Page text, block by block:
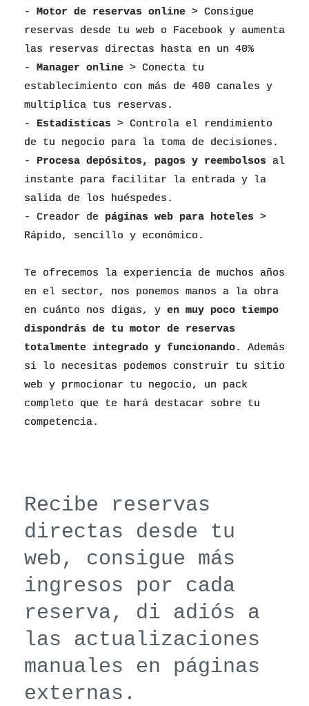
- Motor de reservas online > Consigue
reservas desde tu web o Facebook y aumenta
las reservas directas hasta en un 40%
- Manager online > Conecta tu
establecimiento con más de 400 canales y
multiplica tus reservas.
- Estadísticas > Controla el rendimiento
de tu negocio para la toma de decisiones.
- Procesa depósitos, pagos y reembolsos al
instante para facilitar la entrada y la
salida de los huéspedes.
- Creador de páginas web para hoteles >
Rápido, sencillo y económico.
Te ofrecemos la experiencia de muchos años
en el sector, nos ponemos manos a la obra
en cuánto nos digas, y en muy poco tiempo
dispondrás de tu motor de reservas
totalmente integrado y funcionando. Además
si lo necesitas podemos construir tu sitio
web y prmocionar tu negocio, un pack
completo que te hará destacar sobre tu
competencia.
Recibe reservas
directas desde tu
web, consigue más
ingresos por cada
reserva, di adiós a
las actualizaciones
manuales en páginas
externas.